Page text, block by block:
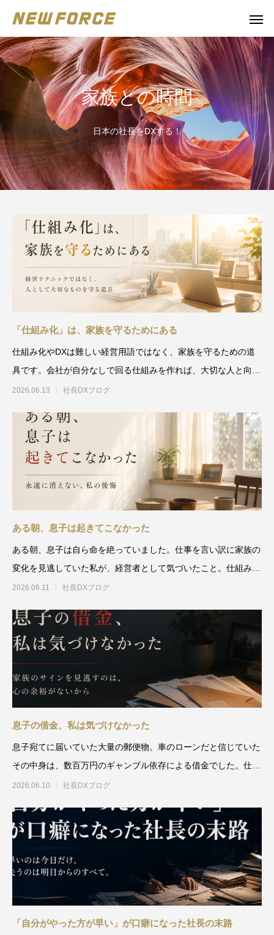
WEBコンテンツ
WEBマーケティング戦略立案
Claude
補助金の取得
家族との時間
日本の社長をDXする！
「仕組み化」は、家族を守るためにある
仕組み化やDXは難しい経営用語ではなく、家族を守るための道
具です。会社が自分なしで回る仕組みを作れば、大切な人と向き
合う時間と心の余裕が生ま
2026.06.13 社長DXブログ
ある朝、息子は起きてこなかった
ある朝、息子は自ら命を絶っていました。仕事を言い訳に家族の
変化を見逃していた私が、経営者として気づいたこと。仕組み化
は効率のためではない、大
2026.06.11 社長DXブログ
息子の借金、私は気づけなかった
息子宛てに届いていた大量の郵便物。車のローンだと信じていた
その中身は、数百万円のギャンブル依存による借金でした。仕事
に追われ、目の前のサイン
2026.06.10 社長DXブログ
「自分がやった方が早い」が口癖になった社長の末路